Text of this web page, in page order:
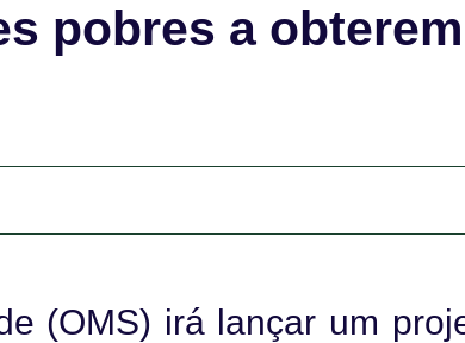
pobres a obterem
(OMS) irá lançar um